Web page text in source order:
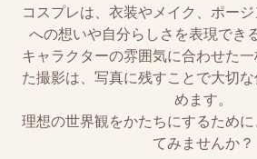
コスプレは、衣装やメイク、ポー
への想いや自分らしさを表現でき
キャラクターの雰囲気に合わせた
た撮影は、写真に残すことで大切
めます。
理想の世界観をかたちにするため
てみませんか？